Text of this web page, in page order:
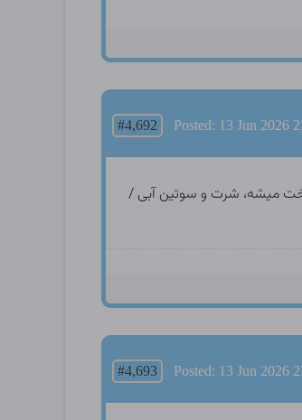
#4,692 Posted: 13 Jun 2026
لخت میشه، شرت و سوتین آبی /
#4,693 Posted: 13 Jun 2026